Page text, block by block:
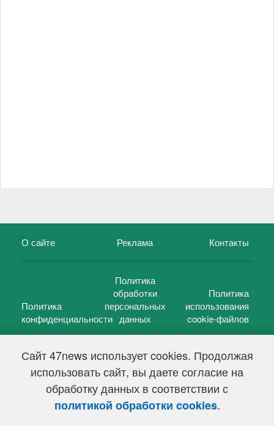
Сайт 47news использует cookies. Продолжая
использовать сайт, вы даете согласие на
обработку данных в соответствии с
политикой обработки cookies.
О сайте Реклама Контакты
Политика
конфиденциальности
Политика
обработки
персональных
данных
Политика
использования
cookie-файлов
47 новостей (47 news)2005 — 2026 г.
Свидетельство о регистрации СМИ Эл № ФС 77-39848, выдано
Федеральной службой по надзору в сфере связи,
информационных технологий и массовых коммуникаций